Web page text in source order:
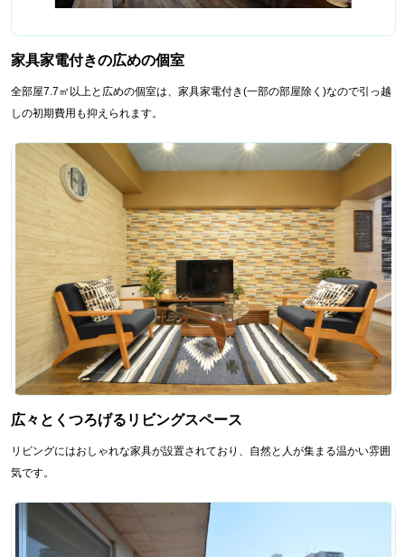
家具家電付きの広めの個室
全部屋7.7㎡以上と広めの個室は、家具家電付き(一部の部屋除く)なので引っ越
しの初期費用も抑えられます。
広々とくつろげるリビングスペース
リビングにはおしゃれな家具が設置されており、自然と人が集まる温かい雰囲
気です。